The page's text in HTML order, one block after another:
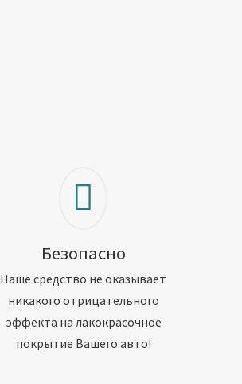
Безопасно
Наше средство не оказывает
никакого отрицательного
эффекта на лакокрасочное
покрытие Вашего авто!